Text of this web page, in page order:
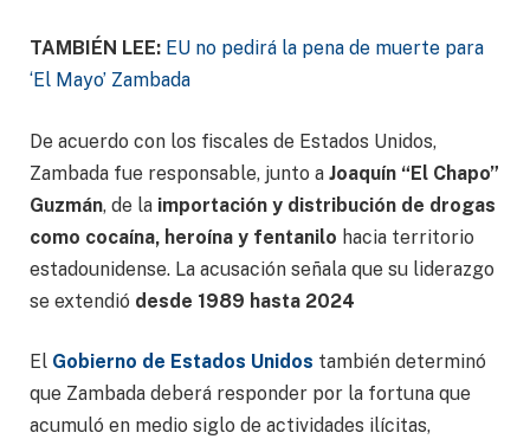
TAMBIÉN LEE: EU no pedirá la pena de muerte para
‘El Mayo’ Zambada
De acuerdo con los fiscales de Estados Unidos,
Zambada fue responsable, junto a Joaquín “El Chapo”
Guzmán, de la importación y distribución de drogas
como cocaína, heroína y fentanilo hacia territorio
estadounidense. La acusación señala que su liderazgo
se extendió desde 1989 hasta 2024
El Gobierno de Estados Unidos también determinó
que Zambada deberá responder por la fortuna que
acumuló en medio siglo de actividades ilícitas,